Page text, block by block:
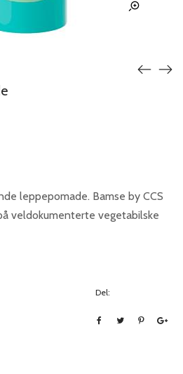
leppepomade. Bamse by CCS
veldokumenterte vegetabilske
Del: